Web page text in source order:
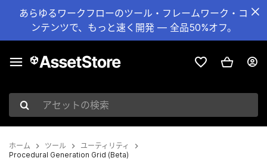
あらゆるワークフローのツール・フレームワーク・コ
ンテンツで、もっと速く開発 — 全品50%オフ。
アセットの検索
ホーム ツール
ユーティリティ
Procedural Generation Grid (Beta)